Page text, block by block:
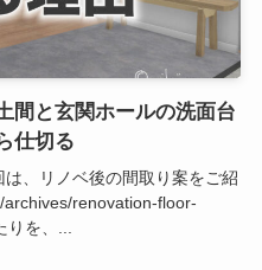
間と玄関ホールの洗面台
仕切る
、リノベ後の間取り案をご紹
renovation-floor-
を、...